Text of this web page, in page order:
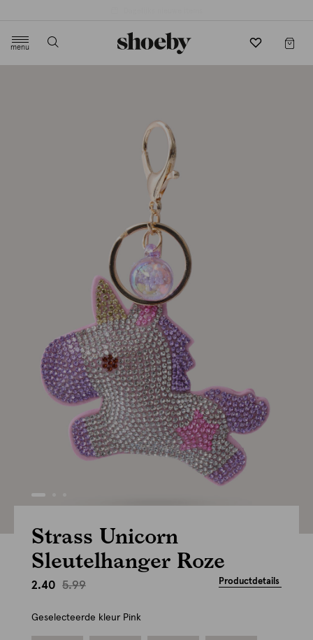
menu
Strass Unicorn
Sleutelhanger Roze
2.40 5.99 Productdetails
Geselecteerde kleur Pink